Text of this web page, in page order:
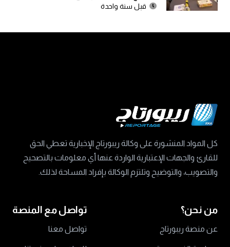
قبل سنة واحدة
كل المواد المنشورة على وكالة ريبورتاج الإخبارية تعطي الحق
للقارئ والجهات الإعتبارية الواردة عنها أي معلومات بالتصحيح
والتصويب، والتوضيح وتلتزم الوكالة بإفراد المساحة لذلك.
من نحن؟
عن منصة ريبورتاج
تواصل مع المنصة
تواصل معنا